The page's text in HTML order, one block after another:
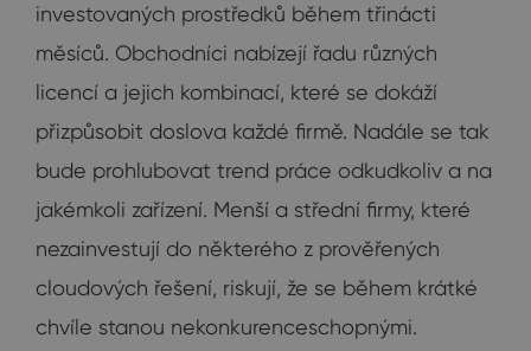
investovaných prostředků během třinácti
měsíců. Obchodníci nabízejí řadu různých
licencí a jejich kombinací, které se dokáží
přizpůsobit doslova každé firmě. Nadále se tak
bude prohlubovat trend práce odkudkoliv a na
jakémkoli zařízení. Menší a střední firmy, které
nezainvestují do některého z prověřených
cloudových řešení, riskují, že se během krátké
chvíle stanou nekonkurenceschopnými.